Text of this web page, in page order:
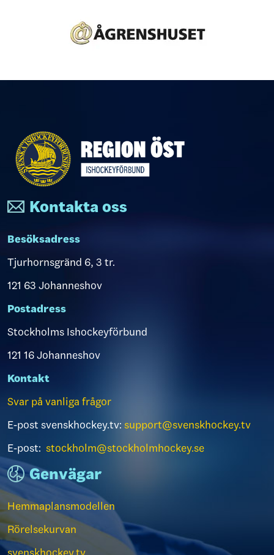
Kontakta oss
Besöksadress
Tjurhornsgränd 6, 3 tr.
121 63 Johanneshov
Postadress
Stockholms Ishockeyförbund
121 16 Johanneshov
Kontakt
Svar på vanliga frågor
E-post svenskhockey.tv: support@svenskhockey.tv
E-post: stockholm@stockholmhockey.se
Genvägar
Hemmaplansmodellen
Rörelsekurvan